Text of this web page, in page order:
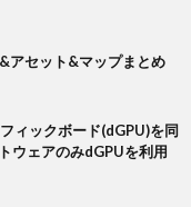
セット&マップまとめ
ィックボード(dGPU)を同
ウェアのみdGPUを利用